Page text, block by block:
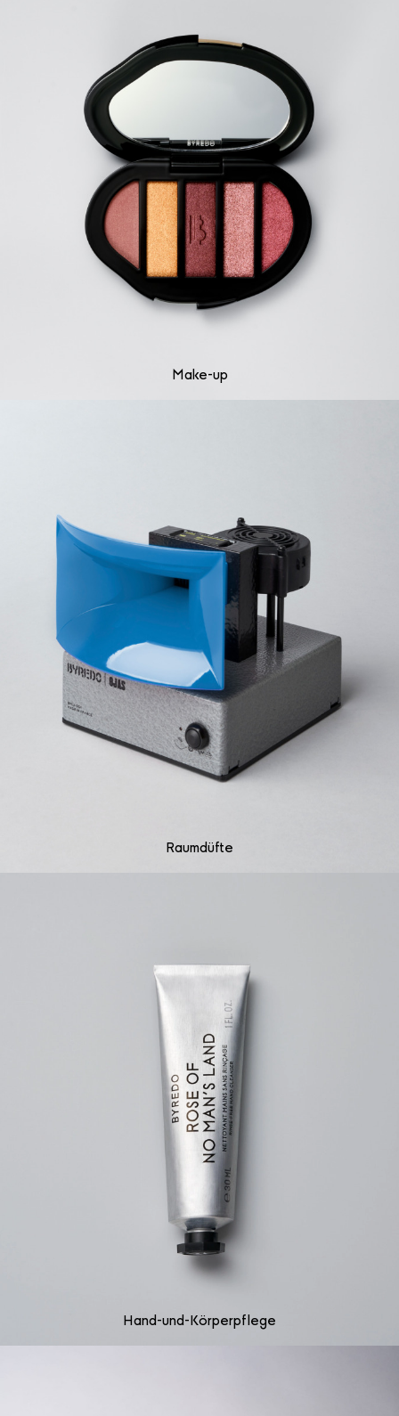
Make-up
Raumdüfte
Hand-und-Körperpflege